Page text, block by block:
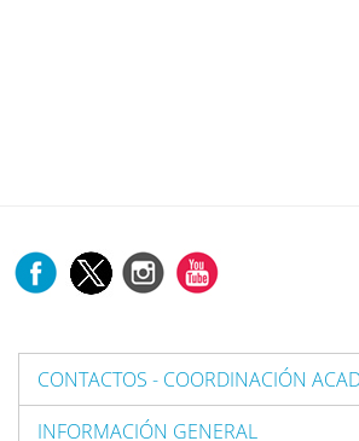
CONTACTOS - COORDINACIÓN
INFORMACIÓN GENERAL